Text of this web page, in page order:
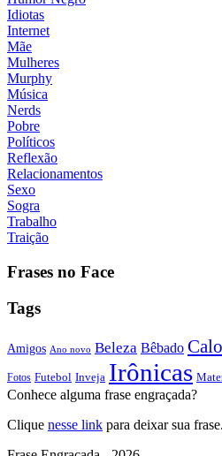
Idiotas
Internet
Mãe
Mulheres
Murphy
Música
Nerds
Pobre
Políticos
Reflexão
Relacionamentos
Sexo
Sogra
Trabalho
Traição
Frases no Face
Tags
Amigos Ano novo Beleza Bêbado
Fotos Futebol Inveja Irônicas
Conhece alguma frase engraçada?
Clique nesse link para deixar sua frase.